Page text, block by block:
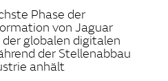
Phase der
von Jaguar
der globalen digitalen
der Stellenabbau
anhält